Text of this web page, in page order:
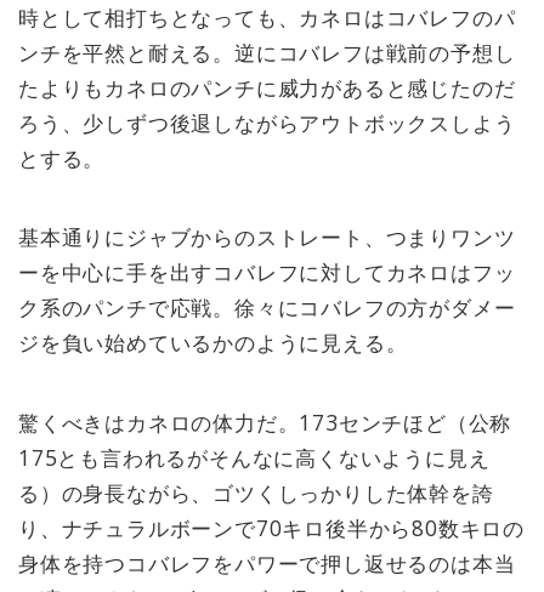
時として相打ちとなっても、カネロはコバレフのパ
ンチを平然と耐える。逆にコバレフは戦前の予想し
たよりもカネロのパンチに威力があると感じたのだ
ろう、少しずつ後退しながらアウトボックスしよう
とする。
基本通りにジャブからのストレート、つまりワンツ
ーを中心に手を出すコバレフに対してカネロはフッ
ク系のパンチで応戦。徐々にコバレフの方がダメー
ジを負い始めているかのように見える。
驚くべきはカネロの体力だ。173センチほど（公称
175とも言われるがそんなに高くないように見え
る）の身長ながら、ゴツくしっかりした体幹を誇
り、ナチュラルボーンで70キロ後半から80数キロの
身体を持つコバレフをパワーで押し返せるのは本当